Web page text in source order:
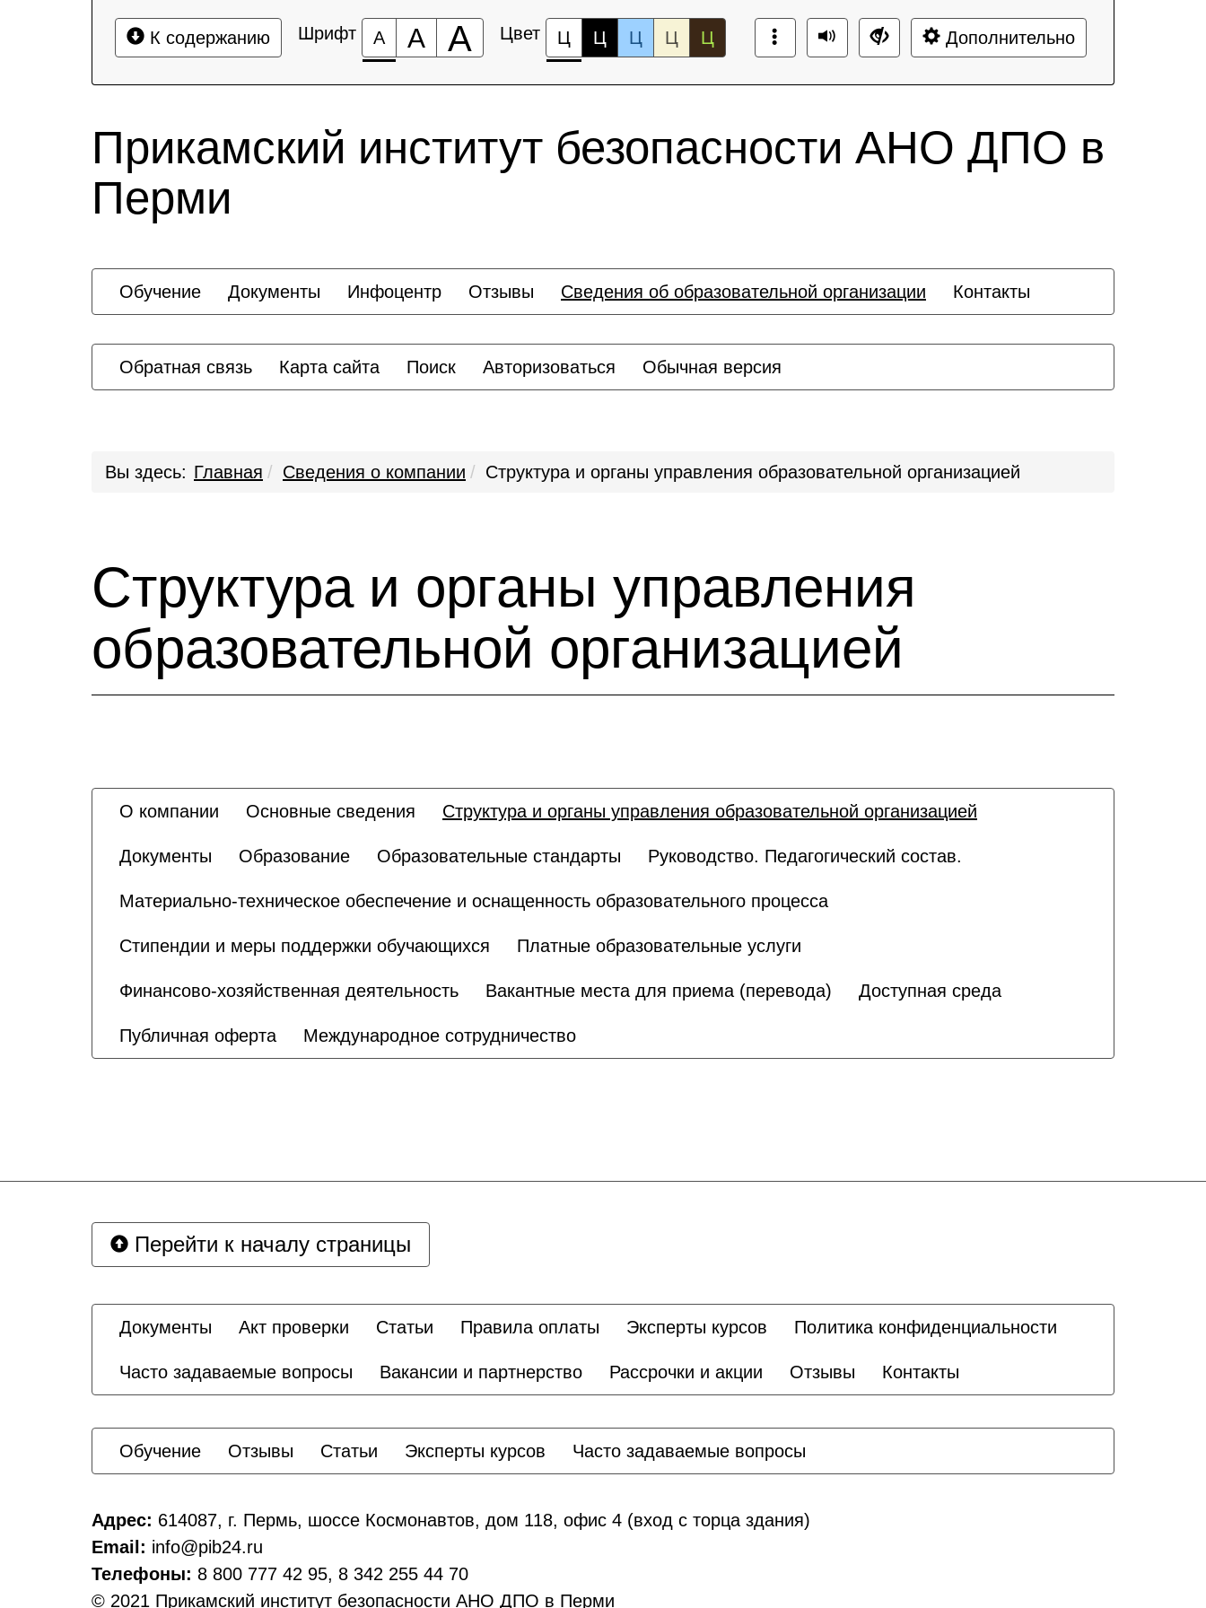
К содержанию Шрифт А А А Цвет Ц Ц Ц Ц Ц Дополнительно
Прикамский институт безопасности АНО ДПО в
Перми
Обучение Документы Инфоцентр Отзывы Сведения об образовательной организации Контакты
Обратная связь Карта сайта Поиск Авторизоваться Обычная версия
Вы здесь: Главная Сведения о компании Структура и органы управления образовательной организацией
Структура и органы управления
образовательной организацией
О компании Основные сведения Структура и органы управления образовательной организацией
Документы Образование Образовательные стандарты Руководство. Педагогический состав.
Материально-техническое обеспечение и оснащенность образовательного процесса
Стипендии и меры поддержки обучающихся Платные образовательные услуги
Финансово-хозяйственная деятельность Вакантные места для приема (перевода) Доступная среда
Публичная оферта Международное сотрудничество
Перейти к началу страницы
Документы Акт проверки Статьи Правила оплаты Эксперты курсов Политика конфиденциальности
Часто задаваемые вопросы Вакансии и партнерство Рассрочки и акции Отзывы Контакты
Обучение Отзывы Статьи Эксперты курсов Часто задаваемые вопросы
Адрес: 614087, г. Пермь, шоссе Космонавтов, дом 118, офис 4 (вход с торца здания)
Email: info@pib24.ru
Телефоны: 8 800 777 42 95, 8 342 255 44 70
© 2021 Прикамский институт безопасности АНО ДПО в Перми